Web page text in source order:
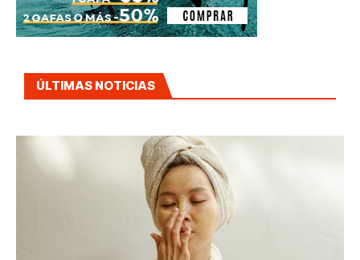
ÚLTIMAS NOTICIAS